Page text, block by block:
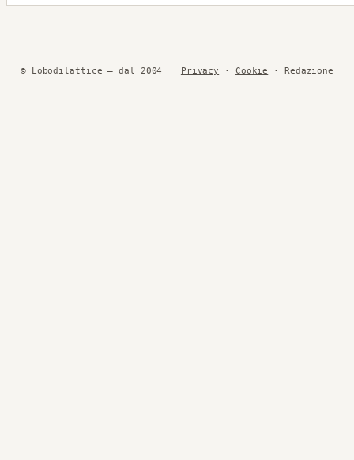
© Lobodilattice — dal 2004 Privacy · Cookie · Redazione